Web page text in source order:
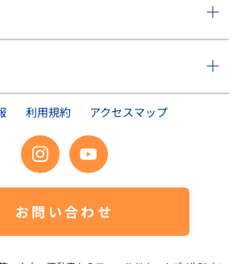
利用規約 アクセスマップ
お問い合わせ